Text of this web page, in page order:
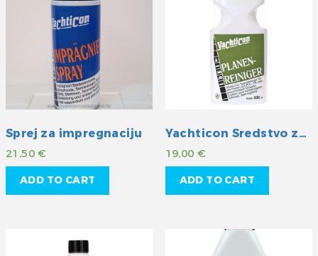
Sprej za impregnaciju
21,50€
ADD TO CART
Yachticon Sredstvo za čišćenje cerada
19,00€
ADD TO CART